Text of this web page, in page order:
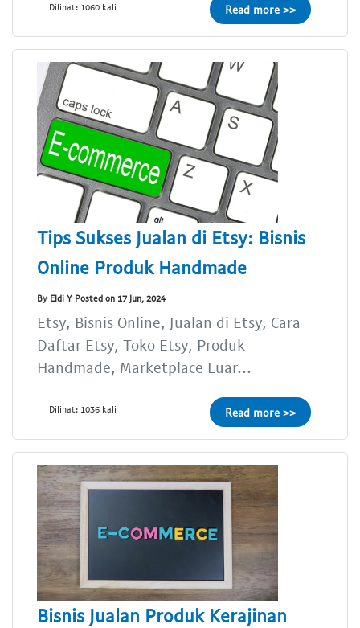
Dilihat: 1060 kali Read more >>
Tips Sukses Jualan di Etsy: Bisnis
Online Produk Handmade
By Eldi Y Posted on 17 Jun, 2024
Etsy, Bisnis Online, Jualan di Etsy, Cara
Daftar Etsy, Toko Etsy, Produk
Handmade, Marketplace Luar...
Dilihat: 1036 kali Read more >>
Bisnis Jualan Produk Kerajinan